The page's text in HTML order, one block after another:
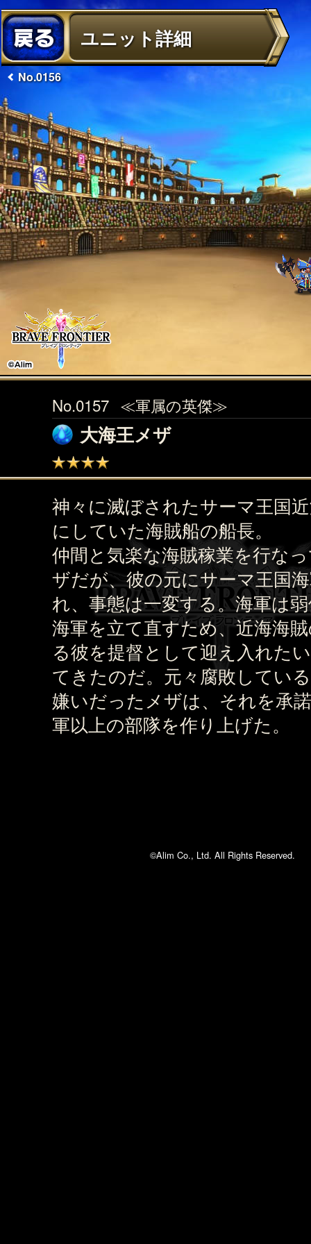
ユニット詳細
No.0156
No.0157 ≪軍属の英傑≫
大海王メザ
神々に滅ぼされたサーマ王国
にしていた海賊船の船長。
仲間と気楽な海賊稼業を行な
ザだが、彼の元にサーマ王国
れ、事態は一変する。海軍は
海軍を立て直すため、近海海
る彼を提督として迎え入れた
てきたのだ。元々腐敗してい
嫌いだったメザは、それを承
軍以上の部隊を作り上げた。
©Alim Co., Ltd. All Rights Reserved.